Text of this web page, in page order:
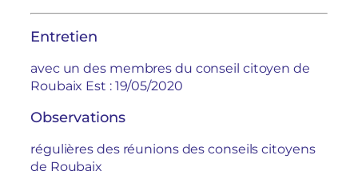
Entretien
avec un des membres du conseil citoyen de
Roubaix Est : 19/05/2020
Observations
régulières des réunions des conseils citoyens
de Roubaix